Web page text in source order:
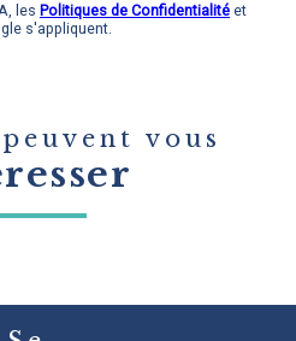
les Politiques de Confidentialité et
s'appliquent.
vous